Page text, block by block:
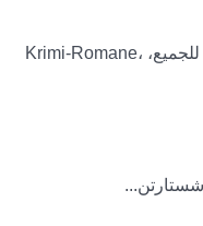
Großes Übungsbuch، اللغة الإنجليزية للجميع، Krimi-Romane،